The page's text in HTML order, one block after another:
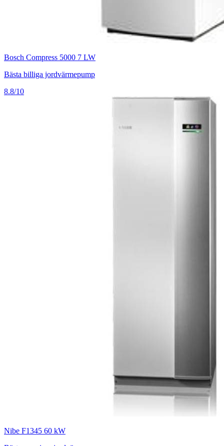
Bosch Compress 5000 7 LW
Bästa billiga jordvärmepump
8.8/10
Nibe F1345 60 kW